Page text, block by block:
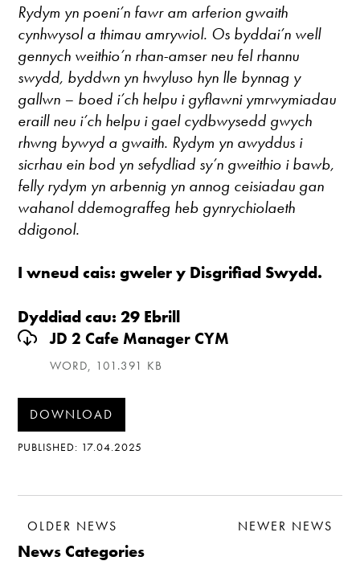
Rydym yn poeni’n fawr am arferion gwaith
cynhwysol a thimau amrywiol. Os byddai’n well
gennych weithio’n rhan-amser neu fel rhannu
swydd, byddwn yn hwyluso hyn lle bynnag y
gallwn – boed i’ch helpu i gyflawni ymrwymiadau
eraill neu i’ch helpu i gael cydbwysedd gwych
rhwng bywyd a gwaith. Rydym yn awyddus i
sicrhau ein bod yn sefydliad sy’n gweithio i bawb,
felly rydym yn arbennig yn annog ceisiadau gan
wahanol ddemograffeg heb gynrychiolaeth
ddigonol.
I wneud cais: gweler y Disgrifiad Swydd.
Dyddiad cau: 29 Ebrill
JD 2 Cafe Manager CYM
WORD, 101.391 KB
DOWNLOAD
PUBLISHED: 17.04.2025
OLDER NEWS NEWER NEWS
News Categories